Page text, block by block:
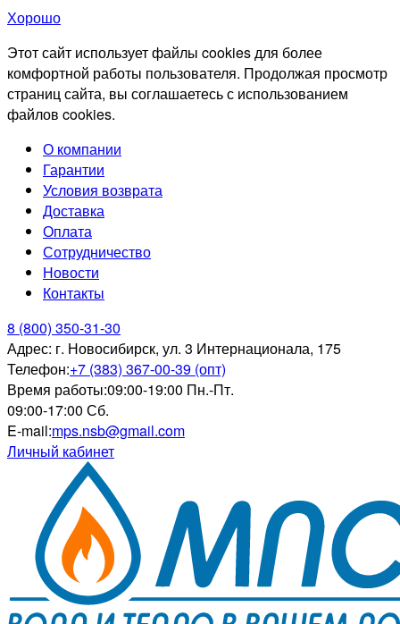
Хорошо
Этот сайт использует файлы cookies для более
комфортной работы пользователя. Продолжая просмотр
страниц сайта, вы соглашаетесь с использованием
файлов cookies.
О компании
Гарантии
Условия возврата
Доставка
Оплата
Сотрудничество
Новости
Контакты
8 (800) 350-31-30
Адрес: г. Новосибирск, ул. 3 Интернационала, 175
Телефон:+7 (383) 367-00-39 (опт)
Время работы:09:00-19:00 Пн.-Пт.
09:00-17:00 Сб.
E-mail:mps.nsb@gmail.com
Личный кабинет